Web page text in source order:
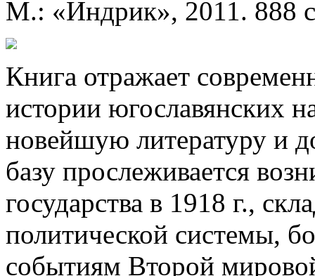
М.: «Индрик», 2011. 888
Книга отражает
истории югославянских
новейшую литературу и
базу прослеживается
государства в 1918 г.,
политической системы,
событиям Второй